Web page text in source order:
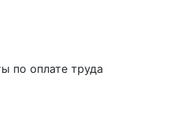
по оплате труда